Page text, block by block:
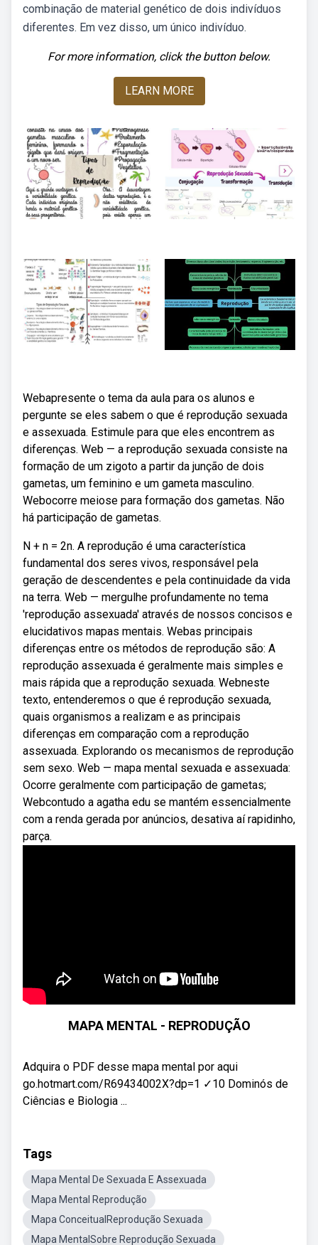
combinação de material genético de dois indivíduos
diferentes. Em vez disso, um único indivíduo.
For more information, click the button below.
LEARN MORE
Webapresente o tema da aula para os alunos e
pergunte se eles sabem o que é reprodução sexuada
e assexuada. Estimule para que eles encontrem as
diferenças. Web — a reprodução sexuada consiste na
formação de um zigoto a partir da junção de dois
gametas, um feminino e um gameta masculino.
Webocorre meiose para formação dos gametas. Não
há participação de gametas.
N + n = 2n. A reprodução é uma característica
fundamental dos seres vivos, responsável pela
geração de descendentes e pela continuidade da vida
na terra. Web — mergulhe profundamente no tema
'reprodução assexuada' através de nossos concisos e
elucidativos mapas mentais. Webas principais
diferenças entre os métodos de reprodução são: A
reprodução assexuada é geralmente mais simples e
mais rápida que a reprodução sexuada. Webneste
texto, entenderemos o que é reprodução sexuada,
quais organismos a realizam e as principais
diferenças em comparação com a reprodução
assexuada. Explorando os mecanismos de reprodução
sem sexo. Web — mapa mental sexuada e assexuada:
Ocorre geralmente com participação de gametas;
Webcontudo a agatha edu se mantém essencialmente
com a renda gerada por anúncios, desativa aí rapidinho,
parça.
MAPA MENTAL - REPRODUÇÃO
Adquira o PDF desse mapa mental por aqui
go.hotmart.com/R69434002X?dp=1 ✓10 Dominós de
Ciências e Biologia ...
Tags
Mapa Mental De Sexuada E Assexuada
Mapa Mental Reprodução
Mapa ConceitualReprodução Sexuada
Mapa MentalSobre Reprodução Sexuada